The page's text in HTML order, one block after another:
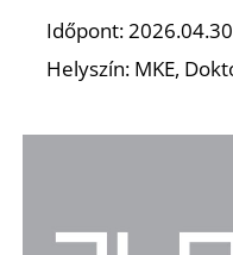
Időpont:
Helyszín: MKE,